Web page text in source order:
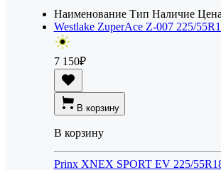
Наименование Тип Наличие Цена
Westlake ZuperAce Z-007 225/
7 150₽
В корзину
В корзину
Prinx XNEX SPORT EV 225/